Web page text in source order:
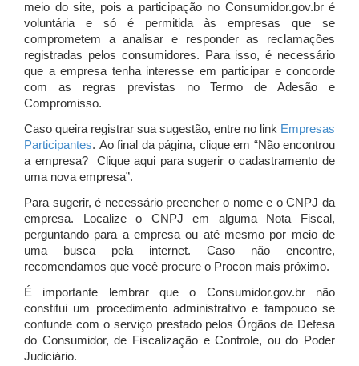
meio do site, pois a participação no Consumidor.gov.br é
voluntária e só é permitida às empresas que se
comprometem a analisar e responder as reclamações
registradas pelos consumidores. Para isso, é necessário
que a empresa tenha interesse em participar e concorde
com as regras previstas no Termo de Adesão e
Compromisso.
Caso queira registrar sua sugestão, entre no link Empresas
Participantes. Ao final da página, clique em “Não encontrou
a empresa? Clique aqui para sugerir o cadastramento de
uma nova empresa”.
Para sugerir, é necessário preencher o nome e o CNPJ da
empresa. Localize o CNPJ em alguma Nota Fiscal,
perguntando para a empresa ou até mesmo por meio de
uma busca pela internet. Caso não encontre,
recomendamos que você procure o Procon mais próximo.
É importante lembrar que o Consumidor.gov.br não
constitui um procedimento administrativo e tampouco se
confunde com o serviço prestado pelos Órgãos de Defesa
do Consumidor, de Fiscalização e Controle, ou do Poder
Judiciário.